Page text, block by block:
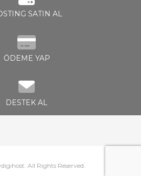
SATIN AL
ÖDEME YAP
DESTEK AL
All Rights Reserved.